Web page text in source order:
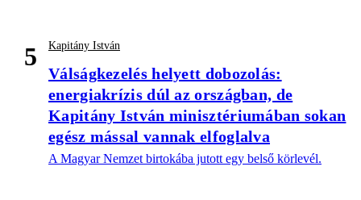
5 Kapitány István
Válságkezelés helyett dobozolás:
energiakrízis dúl az országban, de
Kapitány István minisztériumában sokan
egész mással vannak elfoglalva
A Magyar Nemzet birtokába jutott egy belső körlevél.